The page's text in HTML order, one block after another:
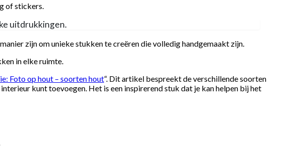
of stickers.
uitdrukkingen.
zijn om unieke stukken te creëren die volledig handgemaakt zijn.
in elke ruimte.
Foto op hout – soorten hout“. Dit artikel bespreekt de verschillende soorten
kunt toevoegen. Het is een inspirerend stuk dat je kan helpen bij het